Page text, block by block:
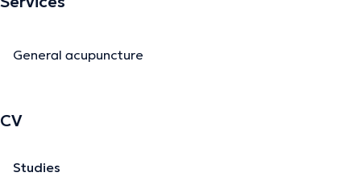
General acupuncture
CV
Studies